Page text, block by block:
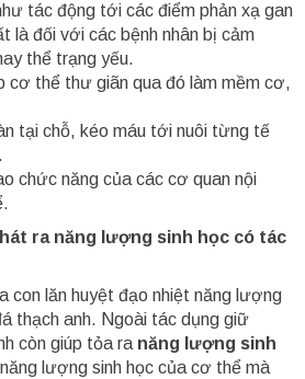
tác động tới các điểm phản xạ gan
là đối với các bệnh nhân bị cảm
thể trạng yếu.
cơ thể thư giãn qua đó làm mềm cơ,
tại chỗ, kéo máu tới nuôi từng tế
chức năng của các cơ quan nội
ra năng lượng sinh học có tác
con lăn huyệt đạo nhiệt năng lượng
thạch anh. Ngoài tác dụng giữ
còn giúp tỏa ra năng lượng sinh
lượng sinh học của cơ thể mà